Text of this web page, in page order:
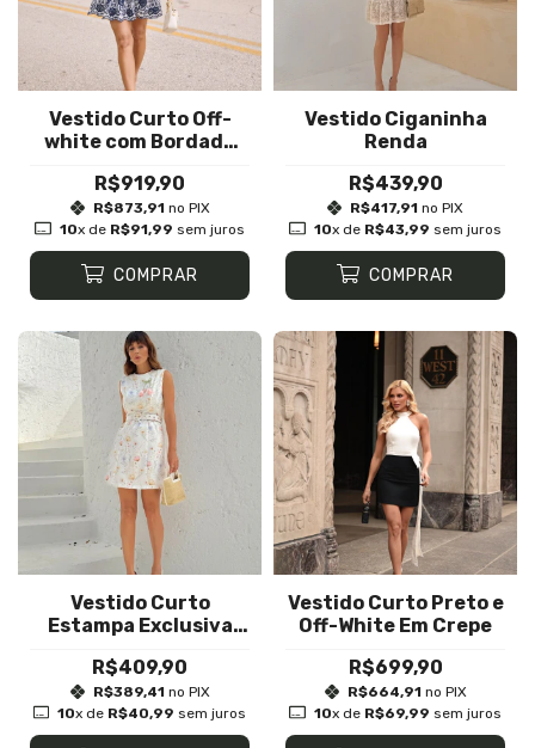
Vestido Curto Off-
white com Bordado
R$919,90
R$873,91 no PIX
10x de R$91,99 sem juros
COMPRAR
Vestido Ciganinha
Renda
R$439,90
R$417,91 no PIX
10x de R$43,99 sem juros
COMPRAR
Vestido Curto
Estampa Exclusiva
R$409,90
R$389,41 no PIX
10x de R$40,99 sem juros
Vestido Curto Preto e
Off-White Em Crepe
R$699,90
R$664,91 no PIX
10x de R$69,99 sem juros